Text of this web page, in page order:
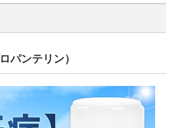
パンテリン）